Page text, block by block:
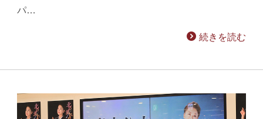
パ…
続きを読む